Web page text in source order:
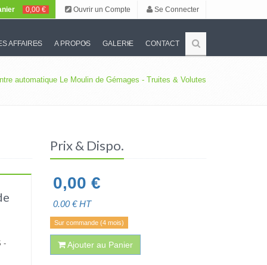
0,00 € Ouvrir un Compte Se Connecter
AFFAIRES A PROPOS GALERIE CONTACT
automatique Le Moulin de Gémages - Truites & Volutes
-
Prix & Dispo.
0,00 €
0.00€ HT
Sur commande (4 mois)
Ajouter au Panier